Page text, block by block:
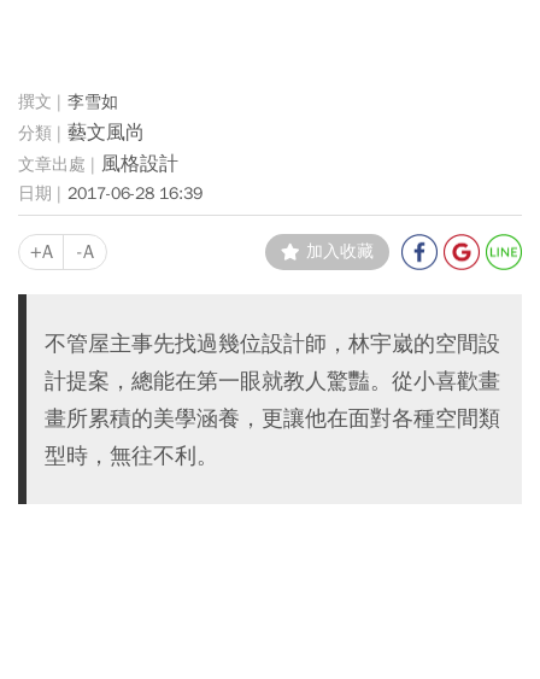
李雪如
藝文風尚
風格設計
2017-06-28 16:39
+A -A 加入收藏
不管屋主事先找過幾位設計師，林宇崴的空間設
計提案，總能在第一眼就教人驚豔。從小喜歡畫
畫所累積的美學涵養，更讓他在面對各種空間類
型時，無往不利。